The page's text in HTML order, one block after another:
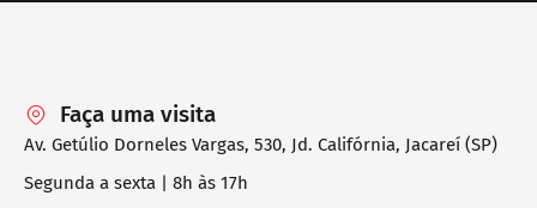
Faça uma visita
Av. Getúlio Dorneles Vargas, 530, Jd. Califórnia, Jacareí (SP)
Segunda a sexta | 8h às 17h